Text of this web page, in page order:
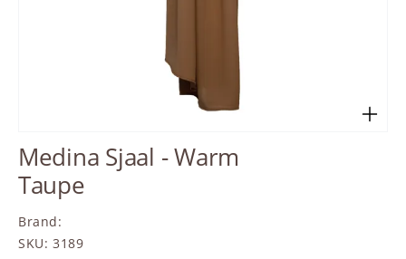
Medina Sjaal - Warm
Taupe
Brand:
SKU: 3189